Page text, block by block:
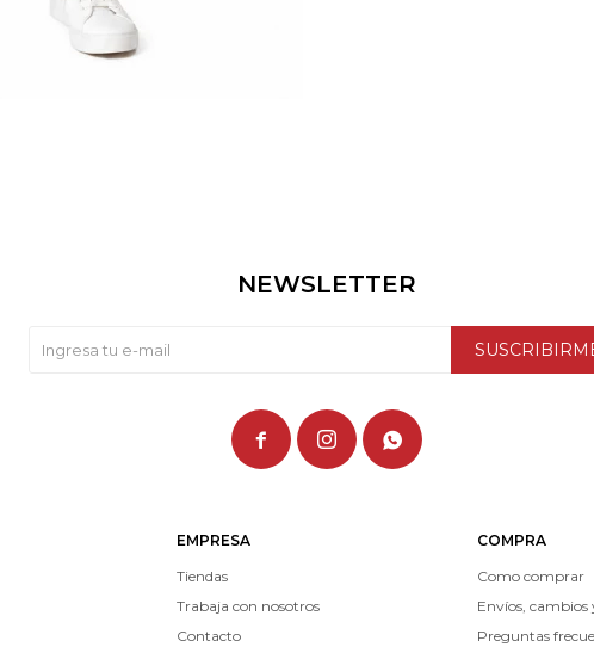
EMPRESA
Tiendas
Trabaja con nosotros
Contacto
COMPRA
Como comprar
Envíos, cambios
Preguntas
NEWSLETTER
  